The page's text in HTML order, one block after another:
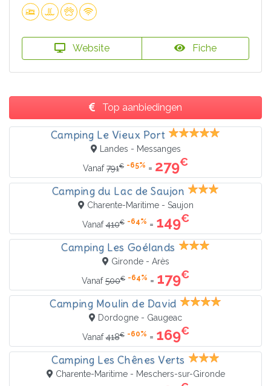
Website Fiche
Top aanbiedingen
Camping Le Vieux Port
Landes - Messanges
Vanaf791€ -65% = 279€
Camping du Lac de Saujon
Charente-Maritime - Saujon
Vanaf410€ -64% = 149€
Camping Les Goélands
Gironde - Arès
Vanaf500€ -64% = 179€
Camping Moulin de David
Dordogne - Gaugeac
Vanaf418€ -60% = 169€
Camping Les Chênes Verts
Charente-Maritime - Meschers-sur-Gironde